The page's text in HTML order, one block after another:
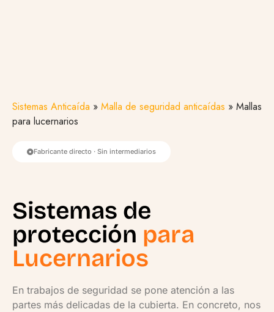
Sistemas Anticaída » Malla de seguridad anticaídas » Mallas
para lucernarios
Fabricante directo · Sin intermediarios
Sistemas de
protección para
Lucernarios
En trabajos de seguridad se pone atención a las
partes más delicadas de la cubierta. En concreto, nos